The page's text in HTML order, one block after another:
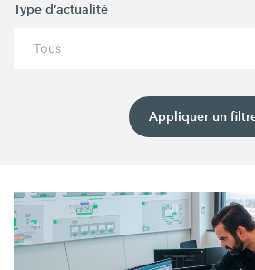
Type d’actualité
Tous
Appliquer un